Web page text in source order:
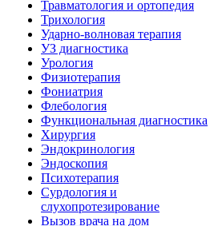
Травматология и ортопедия
Трихология
Ударно-волновая терапия
УЗ диагностика
Урология
Физиотерапия
Фониатрия
Флебология
Функциональная диагностика
Хирургия
Эндокринология
Эндоскопия
Психотерапия
Сурдология и
слухопротезирование
Вызов врача на дом